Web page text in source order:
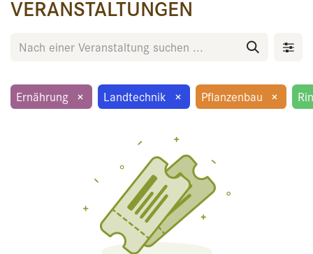
VERANSTALTUNGEN
Ernährung × Landtechnik × Pflanzenbau ×